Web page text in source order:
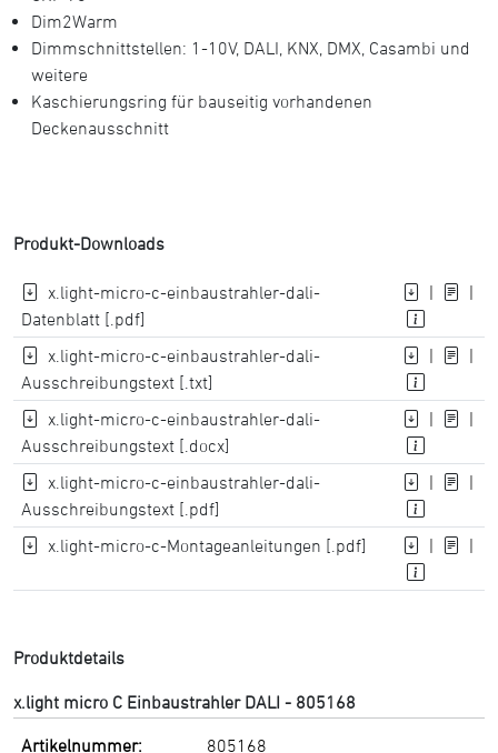
Dim2Warm
Dimmschnittstellen: 1-10V, DALI, KNX, DMX, Casambi und
weitere
Kaschierungsring für bauseitig vorhandenen
Deckenausschnitt
Produkt-Downloads
x.light-micro-c-einbaustrahler-dali-
Datenblatt [.pdf]
| |
x.light-micro-c-einbaustrahler-dali-
Ausschreibungstext [.txt]
| |
x.light-micro-c-einbaustrahler-dali-
Ausschreibungstext [.docx]
| |
x.light-micro-c-einbaustrahler-dali-
Ausschreibungstext [.pdf]
| |
x.light-micro-c-Montageanleitungen [.pdf] | |
Produktdetails
x.light micro C Einbaustrahler DALI - 805168
Artikelnummer: 805168